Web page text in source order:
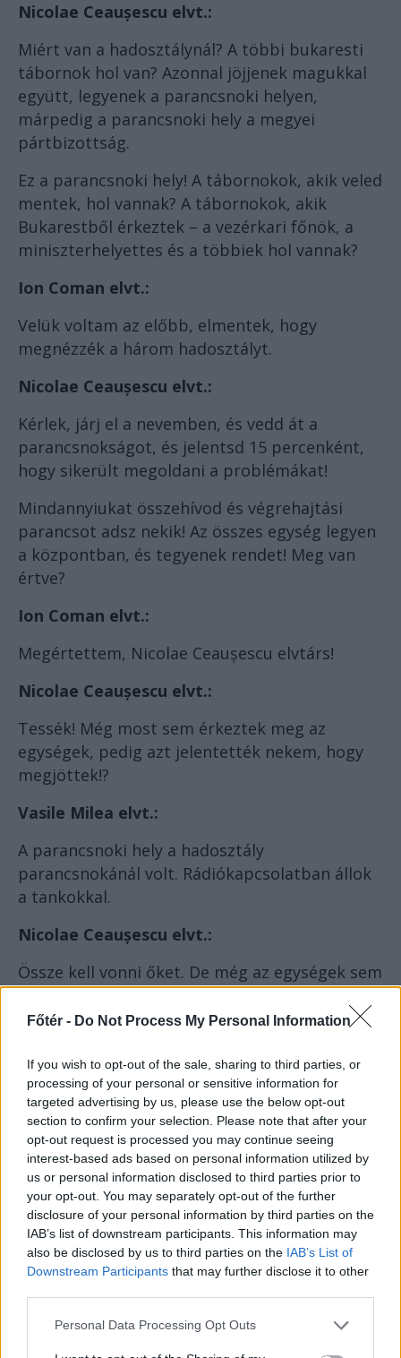
Főtér - Do Not Process My Personal Information
If you wish to opt-out of the sale, sharing to third parties, or
processing of your personal or sensitive information for
targeted advertising by us, please use the below opt-out
section to confirm your selection. Please note that after your
opt-out request is processed you may continue seeing
interest-based ads based on personal information utilized by
us or personal information disclosed to third parties prior to
your opt-out. You may separately opt-out of the further
disclosure of your personal information by third parties on the
IAB’s list of downstream participants. This information may
also be disclosed by us to third parties on the IAB’s List of
Downstream Participants that may further disclose it to other
Personal Data Processing Opt Outs
Nicolae Ceaușescu elvt.:
Miért van a hadosztálynál? A többi bukaresti
tábornok hol van? Azonnal jöjjenek magukkal
együtt, legyenek a parancsnoki helyen,
márpedig a parancsnoki hely a megyei
pártbizottság.
Ez a parancsnoki hely! A tábornokok, akik veled
mentek, hol vannak? A tábornokok, akik
Bukarestből érkeztek – a vezérkari főnök, a
miniszterhelyettes és a többiek hol vannak?
Ion Coman elvt.:
Velük voltam az előbb, elmentek, hogy
megnézzék a három hadosztályt.
Nicolae Ceaușescu elvt.:
Kérlek, járj el a nevemben, és vedd át a
parancsnokságot, és jelentsd 15 percenként,
hogy sikerült megoldani a problémákat!
Mindannyiukat összehívod és végrehajtási
parancsot adsz nekik! Az összes egység legyen
a központban, és tegyenek rendet! Meg van
értve?
Ion Coman elvt.:
Megértettem, Nicolae Ceaușescu elvtárs!
Nicolae Ceaușescu elvt.:
Tessék! Még most sem érkeztek meg az
egységek, pedig azt jelentették nekem, hogy
megjöttek!?
Vasile Milea elvt.:
A parancsnoki hely a hadosztály
parancsnokánál volt. Rádiókapcsolatban állok
a tankokkal.
Nicolae Ceaușescu elvt.:
Össze kell vonni őket. De még az egységek sem
érkeztek meg.
Vasile Milea elvt.:
A város bejáratánál vannak.
Az aradiak, lugosiak. A többiek a városban
vannak.
Nicolae Ceaușescu elvt.:
A többi megye is megértette, milyen
intézkedéseket kell hozni ebből a
szempontból, vagy vannak tisztázatlan dolgok,
esetleg kérdéseik?
A Kolozs megyei első titkár elvt.: